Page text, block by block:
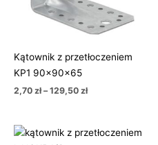
Kątownik z przetłoczeniem
KP1 90x90x65
2,70 zł – 129,50 zł
Zakres